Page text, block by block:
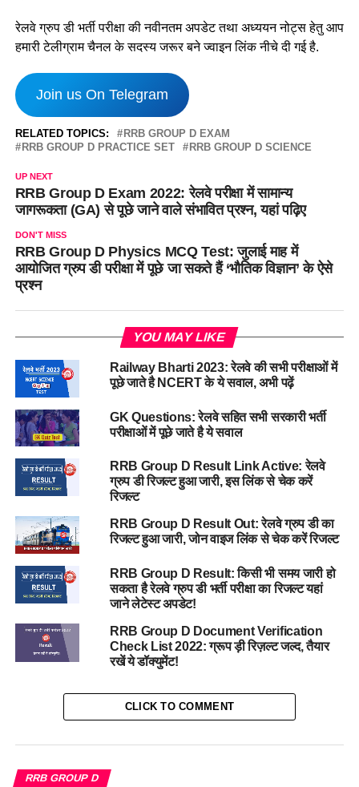
रेलवे ग्रुप डी भर्ती परीक्षा की नवीनतम अपडेट तथा अध्ययन नोट्स हेतु आप
हमारी टेलीग्राम चैनल के सदस्य जरूर बने ज्वाइन लिंक नीचे दी गई है.
Join us On Telegram
RELATED TOPICS:
RRB GROUP D EXAM
RRB GROUP D PRACTICE SET
RRB GROUP D SCIENCE
UP NEXT
RRB Group D Exam 2022: रेलवे परीक्षा में सामान्य
जागरूकता (GA) से पूछे जाने वाले संभावित प्रश्न, यहां पढ़िए
DON'T MISS
RRB Group D Physics MCQ Test: जुलाई माह में
आयोजित ग्रुप डी परीक्षा में पूछे जा सकते हैं ‘भौतिक विज्ञान’ के ऐसे
प्रश्न
YOU MAY LIKE
Railway Bharti 2023: रेलवे की सभी परीक्षाओं में
पूछे जाते है NCERT के ये सवाल, अभी पढ़ें
GK Questions: रेलवे सहित सभी सरकारी भर्ती
परीक्षाओं में पूछे जाते है ये सवाल
RRB Group D Result Link Active: रेलवे
ग्रुप डी रिजल्ट हुआ जारी, इस लिंक से चेक करें
रिजल्ट
RRB Group D Result Out: रेलवे ग्रुप डी का
रिजल्ट हुआ जारी, जोन वाइज लिंक से चेक करें रिजल्ट
RRB Group D Result: किसी भी समय जारी हो
सकता है रेलवे ग्रुप डी भर्ती परीक्षा का रिजल्ट यहां
जाने लेटेस्ट अपडेट!
RRB Group D Document Verification
Check List 2022: ग्रूप ड़ी रिज़ल्ट जल्द, तैयार
रखें ये डॉक्युमेंट!
CLICK TO COMMENT
RRB GROUP D